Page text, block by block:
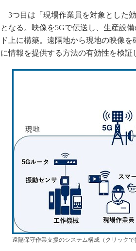
3つ目は「現場作業員を対象とした
となる。映像を5Gで伝送し、生産設
ド上に構築。遠隔地から現地の映像
に情報を提供する方法の有効性を検証
遠隔保守作業支援のシステム構成（クリックで